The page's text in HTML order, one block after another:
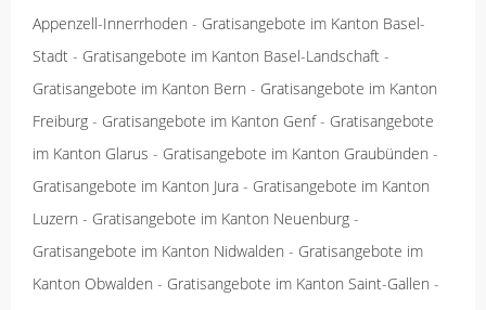
Appenzell-Innerrhoden - Gratisangebote im Kanton Basel-
Stadt - Gratisangebote im Kanton Basel-Landschaft -
Gratisangebote im Kanton Bern - Gratisangebote im Kanton
Freiburg - Gratisangebote im Kanton Genf- Gratisangebote
im Kanton Glarus - Gratisangebote im Kanton Graubünden -
Gratisangebote im Kanton Jura - Gratisangebote im Kanton
Luzern - Gratisangebote im Kanton Neuenburg -
Gratisangebote im Kanton Nidwalden - Gratisangebote im
Kanton Obwalden - Gratisangebote im Kanton Saint-Gallen -